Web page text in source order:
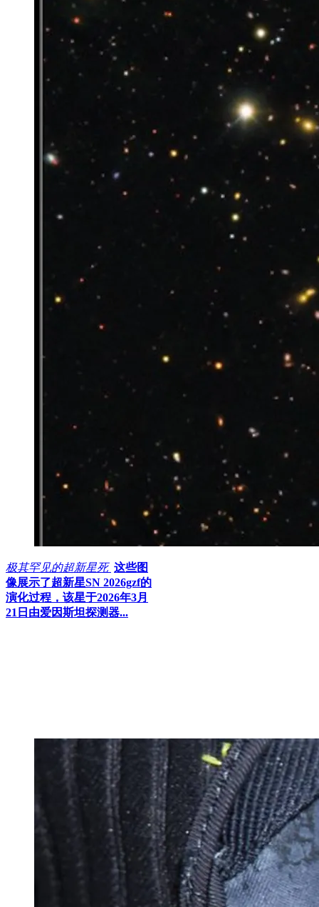
极其罕见的超新星死 这些图
像展示了超新星SN 2026gzf的
演化过程，该星于2026年3月
21日由爱因斯坦探测器...